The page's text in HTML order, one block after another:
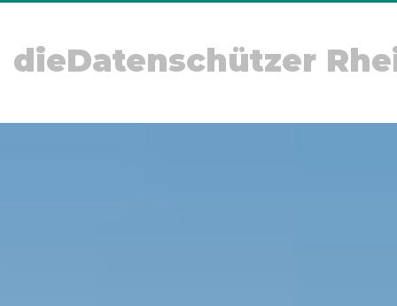
dieDatenschützer